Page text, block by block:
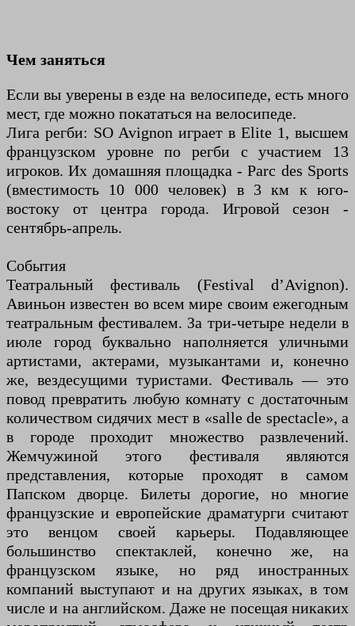
Чем заняться
Если вы уверены в езде на велосипеде, есть много
мест, где можно покататься на велосипеде.
Лига регби: SO Avignon играет в Elite 1, высшем
французском уровне по регби с участием 13
игроков. Их домашняя площадка - Parc des Sports
(вместимость 10 000 человек) в 3 км к юго-
востоку от центра города. Игровой сезон -
сентябрь-апрель.
События
Театральный фестиваль (Festival d’Avignon).
Авиньон известен во всем мире своим ежегодным
театральным фестивалем. За три-четыре недели в
июле город буквально наполняется уличными
артистами, актерами, музыкантами и, конечно
же, вездесущими туристами. Фестиваль — это
повод превратить любую комнату с достаточным
количеством сидячих мест в «salle de spectacle», а
в городе проходит множество развлечений.
Жемчужиной этого фестиваля являются
представления, которые проходят в самом
Папском дворце. Билеты дорогие, но многие
французские и европейские драматурги считают
это венцом своей карьеры. Подавляющее
большинство спектаклей, конечно же, на
французском языке, но ряд иностранных
компаний выступают и на других языках, в том
числе и на английском. Даже не посещая никаких